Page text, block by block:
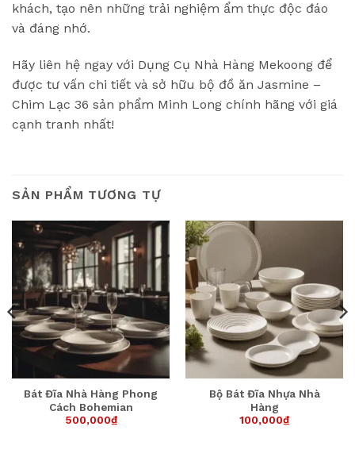
khách, tạo nên những trải nghiệm ẩm thực độc đáo
và đáng nhớ.
Hãy liên hệ ngay với Dụng Cụ Nhà Hàng Mekoong để
được tư vấn chi tiết và sở hữu bộ đồ ăn Jasmine –
Chim Lạc 36 sản phẩm Minh Long chính hãng với giá
cạnh tranh nhất!
SẢN PHẨM TƯƠNG TỰ
Bát Đĩa Nhà Hàng Phong
Cách Bohemian
500,000₫
Bộ Bát Đĩa Nhựa Nhà
Hàng
100,000₫